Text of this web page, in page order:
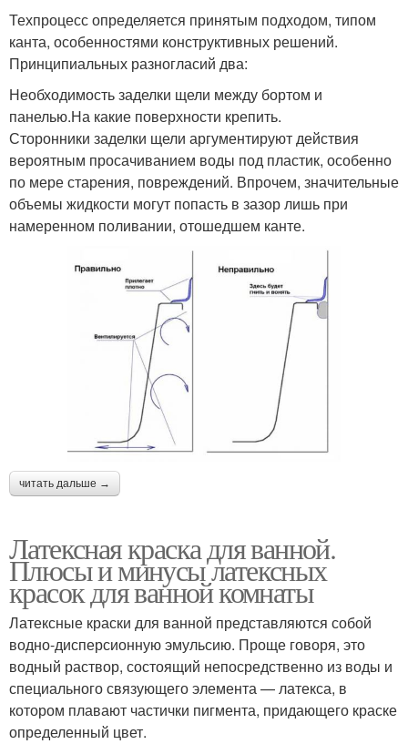
Техпроцесс определяется принятым подходом, типом
канта, особенностями конструктивных решений.
Принципиальных разногласий два:
Необходимость заделки щели между бортом и
панелью.На какие поверхности крепить.
Сторонники заделки щели аргументируют действия
вероятным просачиванием воды под пластик, особенно
по мере старения, повреждений. Впрочем, значительные
объемы жидкости могут попасть в зазор лишь при
намеренном поливании, отошедшем канте.
читать дальше →
Латексная краска для ванной.
Плюсы и минусы латексных
красок для ванной комнаты
Латексные краски для ванной представляются собой
водно-дисперсионную эмульсию. Проще говоря, это
водный раствор, состоящий непосредственно из воды и
специального связующего элемента — латекса, в
котором плавают частички пигмента, придающего краске
определенный цвет.